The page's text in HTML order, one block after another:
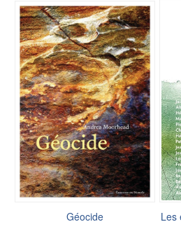
Géocide Les